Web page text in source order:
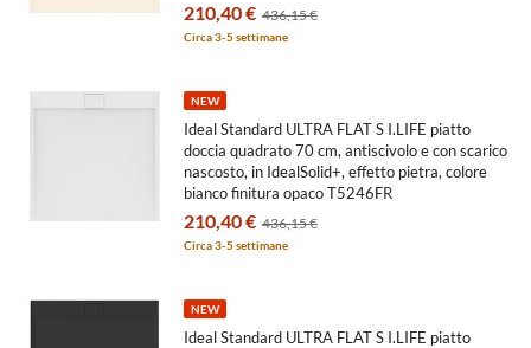
210,40 € 436,15 €
Circa 3-5 settimane
NEW
Ideal Standard ULTRA FLAT S I.LIFE piatto
doccia quadrato 70 cm, antiscivolo e con scarico
nascosto, in IdealSolid+, effetto pietra, colore
bianco finitura opaco T5246FR
210,40 € 436,15 €
Circa 3-5 settimane
NEW
Ideal Standard ULTRA FLAT S I.LIFE piatto